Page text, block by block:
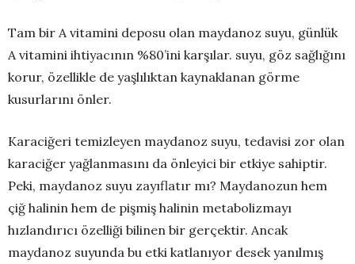
Tam bir A vitamini deposu olan maydanoz suyu, günlük
A vitamini ihtiyacının %80’ini karşılar. suyu, göz sağlığını
korur, özellikle de yaşlılıktan kaynaklanan görme
kusurlarını önler.
Karaciğeri temizleyen maydanoz suyu, tedavisi zor olan
karaciğer yağlanmasını da önleyici bir etkiye sahiptir.
Peki, maydanoz suyu zayıflatır mı? Maydanozun hem
çiğ halinin hem de pişmiş halinin metabolizmayı
hızlandırıcı özelliği bilinen bir gerçektir. Ancak
maydanoz suyunda bu etki katlanıyor desek yanılmış